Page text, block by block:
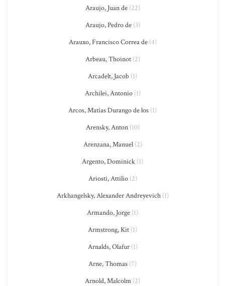
Araujo, Juan de(22)
Araujo, Pedro de(3)
Arauxo, Francisco Correa de(4)
Arbeau, Thoinot(2)
Arcadelt, Jacob (1)
Archilei, Antonio(1)
Arcos, Matías Durango de los (1)
Arensky, Anton(10)
Arenzana, Manuel(2)
Argento, Dominick (1)
Ariosti, Attilio(2)
Arkhangelsky, Alexander Andreyevich(1)
Armando, Jorge (1)
Armstrong, Kit (1)
Arnalds, Olafur(1)
Arne, Thomas (7)
Arnold, Malcolm (2)